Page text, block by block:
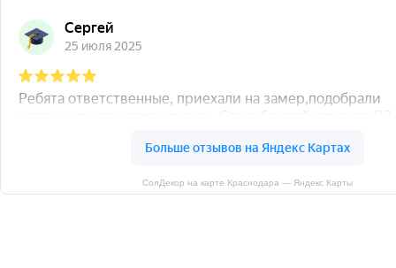
СолДекор на карте Краснодара — Яндекс Карты